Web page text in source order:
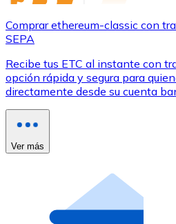
Comprar ethereum-classic con
SEPA
Recibe tus ETC al instante con
opción rápida y segura para
directamente desde su cuenta
Ver más